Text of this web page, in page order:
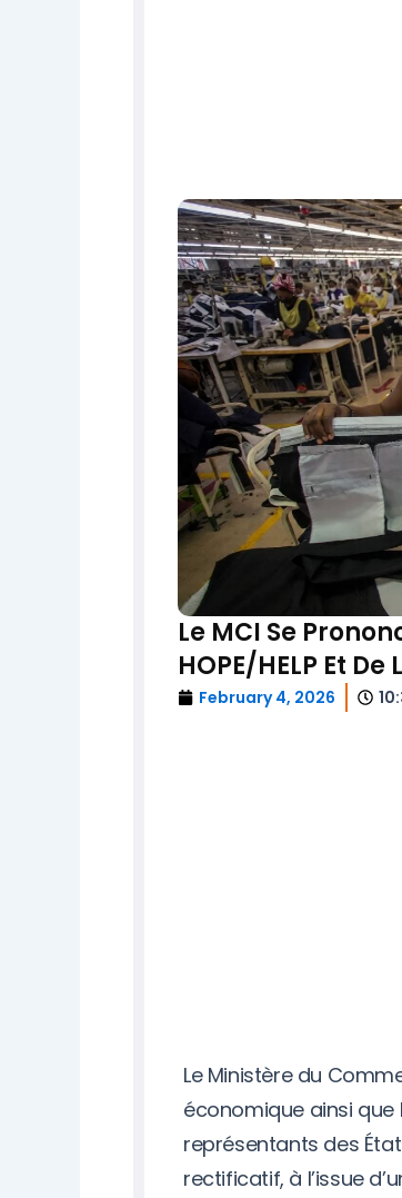
Le MCI Se
HOPE/HELP Et
February 4, 2026
Le Ministère du
économique ainsi
représentants des
rectificatif, à l’issue